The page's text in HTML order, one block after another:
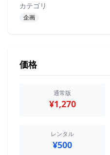
カテゴリ
企画
価格
通常版
¥1,270
レンタル
¥500